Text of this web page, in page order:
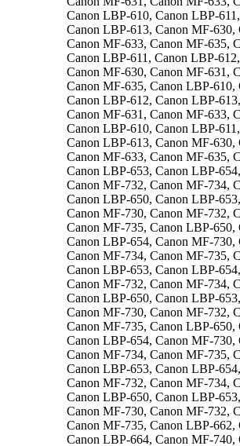
Canon LBP-610, Canon LBP-
Canon LBP-613, Canon MF-630,
Canon MF-633, Canon MF-635,
Canon LBP-611, Canon LBP-
Canon MF-630, Canon MF-631,
Canon MF-635, Canon LBP-610,
Canon LBP-612, Canon LBP-
Canon MF-631, Canon MF-633,
Canon LBP-610, Canon LBP-
Canon LBP-613, Canon MF-630,
Canon MF-633, Canon MF-635,
Canon LBP-653, Canon LBP-
Canon MF-732, Canon MF-734,
Canon LBP-650, Canon LBP-
Canon MF-730, Canon MF-732,
Canon MF-735, Canon LBP-650,
Canon LBP-654, Canon MF-730,
Canon MF-734, Canon MF-735,
Canon LBP-653, Canon LBP-
Canon MF-732, Canon MF-734,
Canon LBP-650, Canon LBP-
Canon MF-730, Canon MF-732,
Canon MF-735, Canon LBP-650,
Canon LBP-654, Canon MF-730,
Canon MF-734, Canon MF-735,
Canon LBP-653, Canon LBP-
Canon MF-732, Canon MF-734,
Canon LBP-650, Canon LBP-
Canon MF-730, Canon MF-732,
Canon MF-735, Canon LBP-662,
Canon LBP-664, Canon MF-740,